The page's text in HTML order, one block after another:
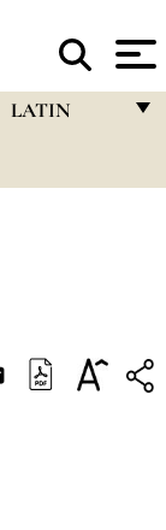
LATIN
DEUTSCH